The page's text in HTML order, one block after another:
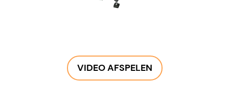
VIDEO AFSPELEN